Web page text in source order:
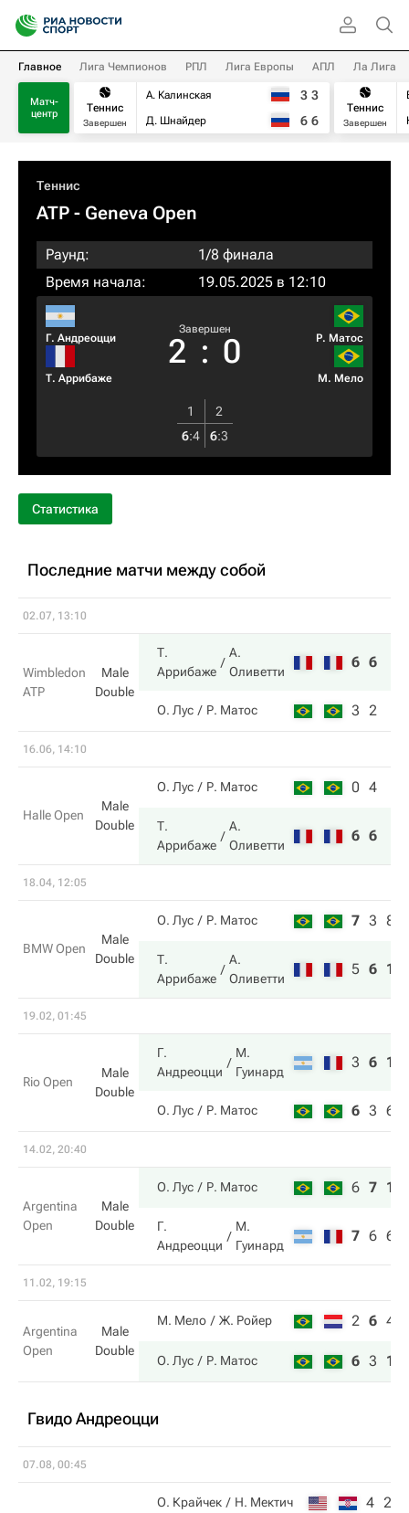
Главное Лига Чемпионов РПЛ Лига Европы АПЛ Ла Лига
Матч-
центр
Теннис
Завершен
А. Калинская
Д. Шнайдер
3 3
6 6
Теннис
Завершен
Теннис
ATP - Geneva Open
Раунд:
1/8 финала
Время начала:
19.05.2025 в 12:10
Г. Андреоцци
Т. Аррибаже
Завершен
2 : 0 Р. Матос
М. Мело
1
2
6:4 6:3
Статистика
Последние матчи между собой
02.07, 13:10
Wimbledon
ATP
Male
Double
Т.
Аррибаже
А.
Оливетти
6 6
О. Лус Р. Матос 3 2
16.06, 14:10
Halle Open
Male
Double
О. Лус Р. Матос 0 4
Т.
Аррибаже
А.
Оливетти
6 6
18.04, 12:05
BMW Open
Male
Double
О. Лус Р. Матос 7 3 8
Т.
Аррибаже
А.
Оливетти
5 6 10
19.02, 01:45
Rio Open
Male
Double
Г.
Андреоцци
М.
Гуинард
3 6 10
О. Лус Р. Матос 6 3 6
14.02, 20:40
Argentina
Open
Male
Double
О. Лус Р. Матос 6 7 10
Г.
Андреоцци
М.
Гуинард
7 6 6
11.02, 19:15
Argentina
Open
Male
Double
М. Мело Ж. Ройер 2 6 4
О. Лус Р. Матос 6 3 10
Гвидо Андреоцци
07.08, 00:45
О. Крайчек Н. Мектич 4 2